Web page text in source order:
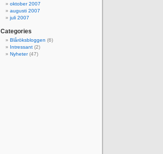
oktober 2007
augusti 2007
juli 2007
Categories
Blåröksbloggen (6)
Intressant (2)
Nyheter(47)